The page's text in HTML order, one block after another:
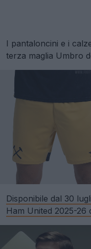
I pantaloncini e i
terza maglia Umbro
Disponibile dal 30
Ham United 2025-26